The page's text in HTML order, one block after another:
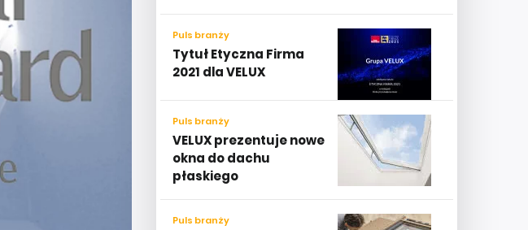
Puls branży
Tytuł Etyczna Firma
2021 dla VELUX
Puls branży
VELUX prezentuje nowe
okna do dachu
płaskiego
Puls branży